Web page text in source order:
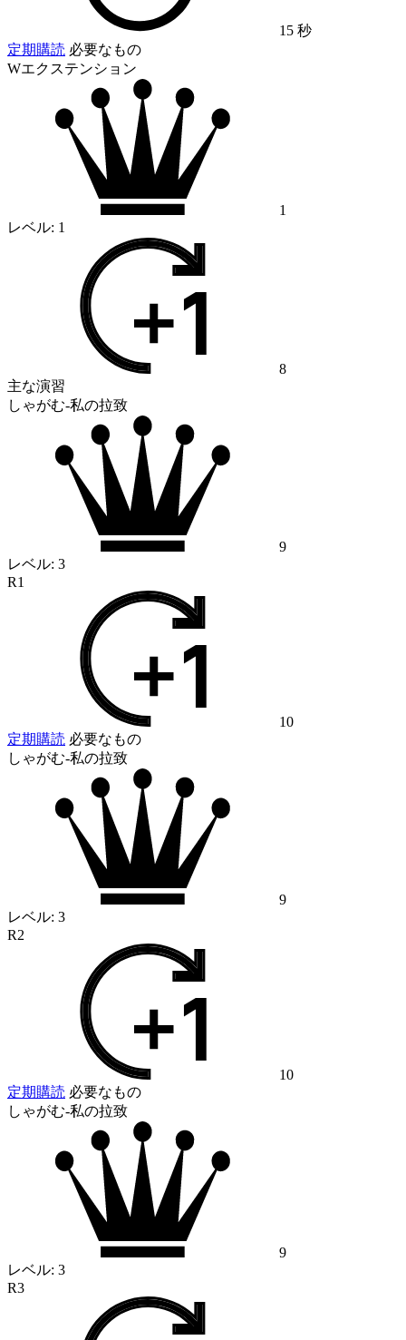
15 秒
定期購読 必要なもの
Wエクステンション
1
レベル: 1
8
主な演習
しゃがむ-私の拉致
9
レベル: 3
R1
10
定期購読 必要なもの
しゃがむ-私の拉致
9
レベル: 3
R2
10
定期購読 必要なもの
しゃがむ-私の拉致
9
レベル: 3
R3